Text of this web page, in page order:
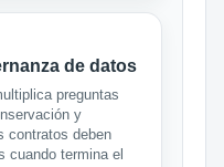
de datos
preguntas
y
contratos deben
cuando termina el